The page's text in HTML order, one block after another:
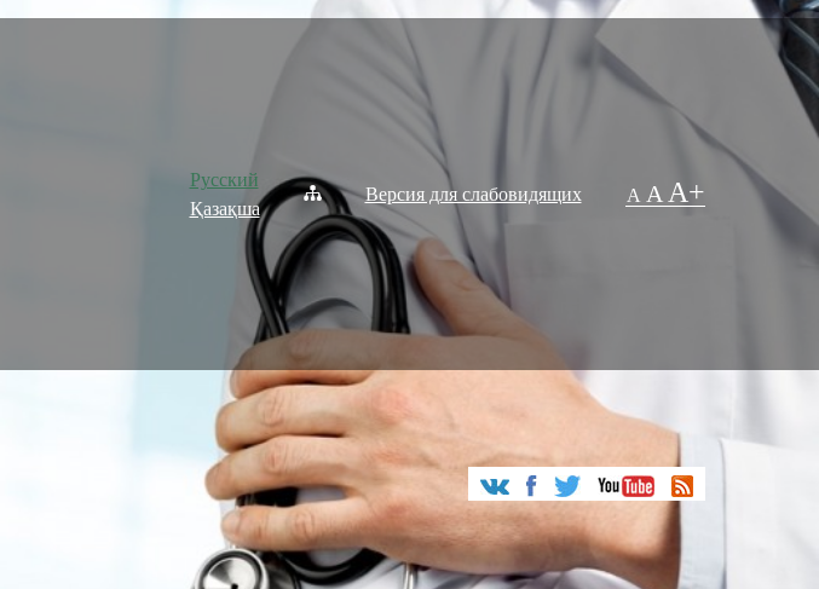
Русский
Қазақша
Версия для слабовидящих A A A+